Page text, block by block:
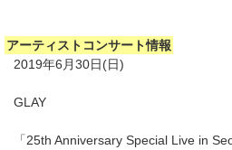
アーティストコンサート情報
2019年6月30日(日)
GLAY
「25th Anniversary Special Live in